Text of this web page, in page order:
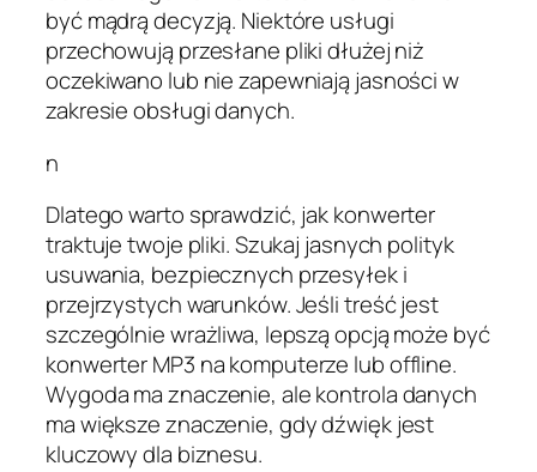
być mądrą decyzją. Niektóre usługi
przechowują przesłane pliki dłużej niż
oczekiwano lub nie zapewniają jasności w
zakresie obsługi danych.
n
Dlatego warto sprawdzić, jak konwerter
traktuje twoje pliki. Szukaj jasnych polityk
usuwania, bezpiecznych przesyłek i
przejrzystych warunków. Jeśli treść jest
szczególnie wrażliwa, lepszą opcją może być
konwerter MP3 na komputerze lub offline.
Wygoda ma znaczenie, ale kontrola danych
ma większe znaczenie, gdy dźwięk jest
kluczowy dla biznesu.